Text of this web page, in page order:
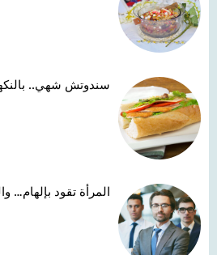
سندوتش شهي..
المرأة تقود بإلهام…